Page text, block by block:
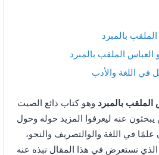
بالمبرد
العباس الملقب بالمبرد
في اللغة والأدب
الملقب بالمبرد وهو كتاب ذائع الصيت
عنه ليعرفوا المزيد حوله وحول
علمًا في اللغة والوالتصريف والنحو،
الذي نستعرض في هذا المقال نبذه عنه